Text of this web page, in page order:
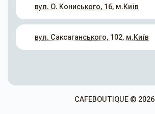
вул. О. Кониського, 16, м.Київ
вул. Саксаганського, 102, м.Київ
CAFEBOUTIQUE © 2026